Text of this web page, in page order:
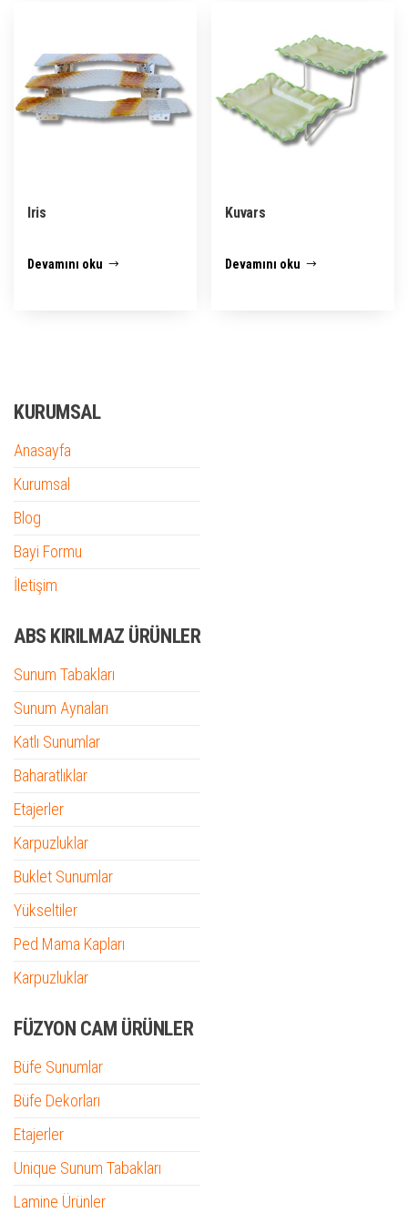
Iris
Devamını oku
Kuvars
Devamını oku
KURUMSAL
Anasayfa
Kurumsal
Blog
Bayi Formu
İletişim
ABS KIRILMAZ ÜRÜNLER
Sunum Tabakları
Sunum Aynaları
Katlı Sunumlar
Baharatlıklar
Etajerler
Karpuzluklar
Buklet Sunumlar
Yükseltiler
Ped Mama Kapları
Karpuzluklar
FÜZYON CAM ÜRÜNLER
Büfe Sunumlar
Büfe Dekorları
Etajerler
Unique Sunum Tabakları
Lamine Ürünler